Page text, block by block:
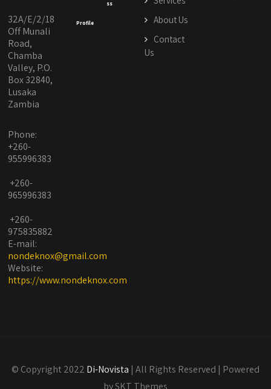
32A/E/2/18
Off Munali
Road,
Chamba
Valley, P.O.
Box 32840,
Lusaka
Zambia
Phone:
+260-
955996383
+260-
965996383
+260-
975835882
E-mail:
nondeknox@gmail.com
Website:
https://www.nondeknox.com
ss
Profile
About Us
Contact
Us
© Copyright 2022 Di-Novista | All Rights Reserved | Powered
by SKT Themes